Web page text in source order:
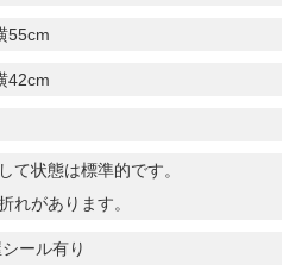
55cm
42cm
て状態は標準的です。
れがあります。
ール有り